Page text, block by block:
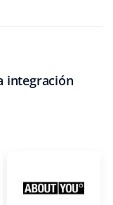
integración